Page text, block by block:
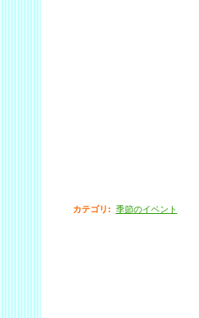
カテゴリ : 季節のイベント